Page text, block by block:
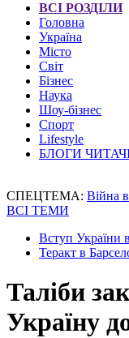
ВСІ РОЗДІЛИ
Головна
Україна
Місто
Світ
Бізнес
Наука
Шоу-бізнес
Спорт
Lifestyle
БЛОГИ
СПЕЦТЕМА: Війна в
ВСІ ТЕМИ
Вступ України
Теракт в
Таліби
Україну